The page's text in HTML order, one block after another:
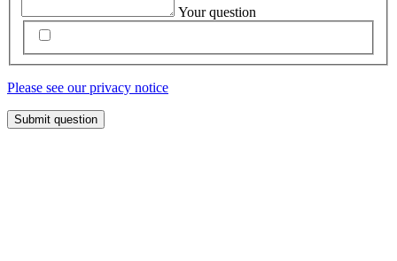
Your question
Please see our privacy notice
Submit question